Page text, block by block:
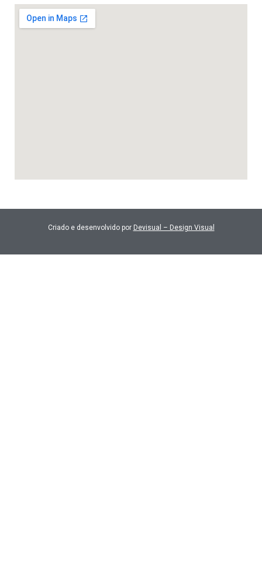
Criado e desenvolvido por Devisual – Design Visual